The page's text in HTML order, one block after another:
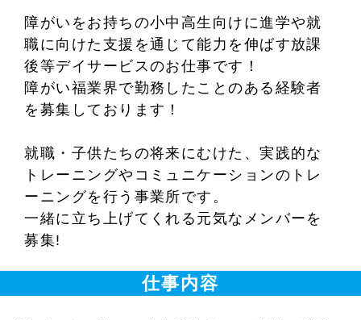
障がいをお持ちの小中高生向けに進学や就
職に向けた支援を通じて能力を伸ばす放課
後等デイサービスのお仕事です！
障がい福業界で勤務したことのある経験者
を募集しております！
就職・子供たちの将来にむけた、実践的な
トレーニングやコミュニケーションのトレ
ーニングを行う事業所です。
一緒に立ち上げてくれる元気なメンバーを
募集!
仕事内容